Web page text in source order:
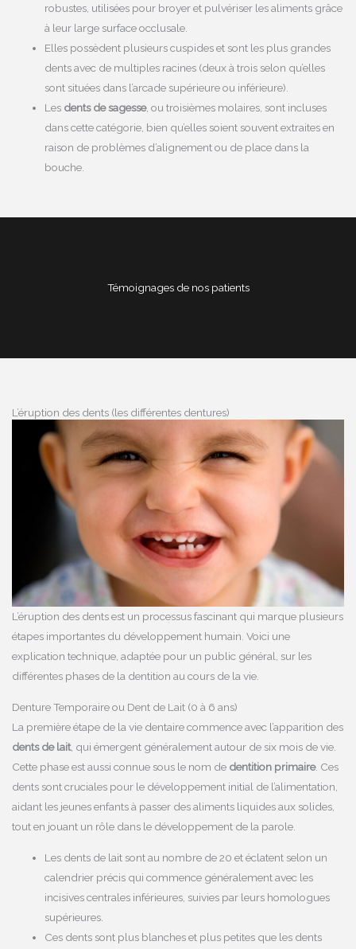
robustes, utilisées pour broyer et pulvériser les aliments grâce
à leur large surface occlusale.
Elles possèdent plusieurs cuspides et sont les plus grandes
dents avec de multiples racines (deux à trois selon qu’elles
sont situées dans l’arcade supérieure ou inférieure).
Les dents de sagesse, ou troisièmes molaires, sont incluses
dans cette catégorie, bien qu’elles soient souvent extraites en
raison de problèmes d’alignement ou de place dans la
bouche.
Témoignages de nos patients
L’éruption des dents (les différentes dentures)
L’éruption des dents est un processus fascinant qui marque plusieurs
étapes importantes du développement humain. Voici une
explication technique, adaptée pour un public général, sur les
différentes phases de la dentition au cours de la vie.
Denture Temporaire ou Dent de Lait (0 à 6 ans)
La première étape de la vie dentaire commence avec l’apparition des
dents de lait, qui émergent généralement autour de six mois de vie.
Cette phase est aussi connue sous le nom de dentition primaire. Ces
dents sont cruciales pour le développement initial de l’alimentation,
aidant les jeunes enfants à passer des aliments liquides aux solides,
tout en jouant un rôle dans le développement de la parole.
Les dents de lait sont au nombre de 20 et éclatent selon un
calendrier précis qui commence généralement avec les
incisives centrales inférieures, suivies par leurs homologues
supérieures.
Ces dents sont plus blanches et plus petites que les dents